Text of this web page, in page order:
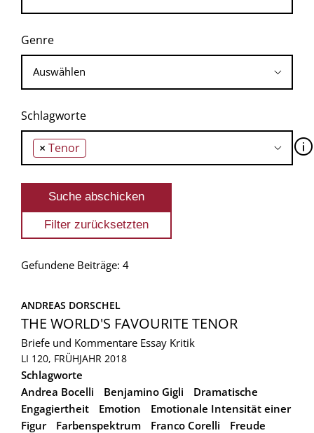
Genre
Schlagworte
× Tenor 🛈
Gefundene Beiträge: 4
ANDREAS DORSCHEL
THE WORLD'S FAVOURITE TENOR
Briefe und Kommentare Essay Kritik
LI 120, FRÜHJAHR 2018
Schlagworte
Andrea Bocelli
Benjamino Gigli
Dramatische
Engagiertheit
Emotion
Emotionale Intensität einer
Figur
Farbenspektrum Franco Corelli
Freude